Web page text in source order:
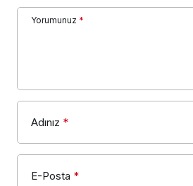
Yorumunuz *
Adınız *
E-Posta *